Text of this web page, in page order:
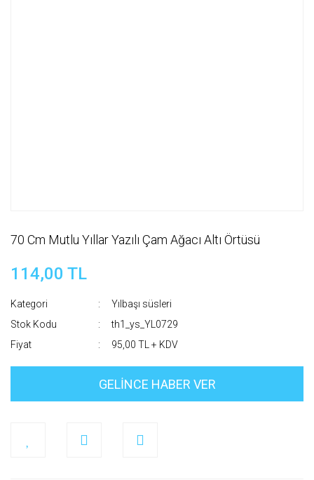
70 Cm Mutlu Yıllar Yazılı Çam Ağacı Altı Örtüsü
114,00 TL
Kategori
Yılbaşı süsleri
Stok Kodu
th1_ys_YL0729
Fiyat
95,00 TL + KDV
GELİNCE HABER VER